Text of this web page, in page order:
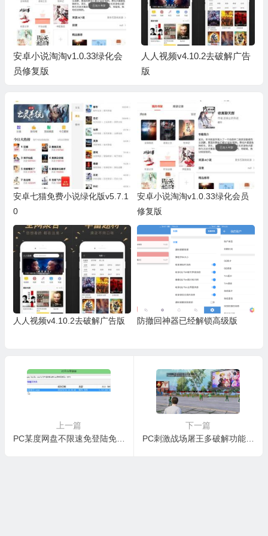
安卓小说淘淘v1.0.33绿化会
员修复版
人人视频v4.10.2去破解广告
版
安卓七猫免费小说绿化版v5.7.1
0
安卓小说淘淘v1.0.33绿化会员
修复版
人人视频v4.10.2去破解广告版 防撤回神器已经解锁高级版
上一篇
PC某度网盘不限速免登陆免费版下载
下一篇
PC刺激战场屠王多破解功能版国服下载